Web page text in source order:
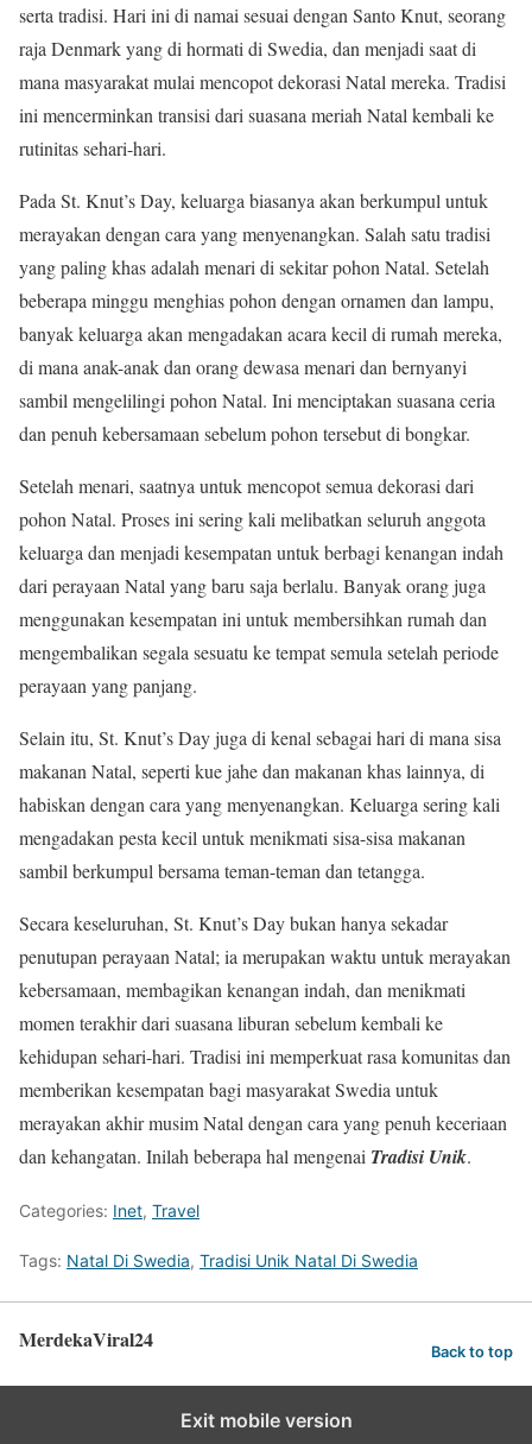
serta tradisi. Hari ini di namai sesuai dengan Santo Knut, seorang
raja Denmark yang di hormati di Swedia, dan menjadi saat di
mana masyarakat mulai mencopot dekorasi Natal mereka. Tradisi
ini mencerminkan transisi dari suasana meriah Natal kembali ke
rutinitas sehari-hari.
Pada St. Knut’s Day, keluarga biasanya akan berkumpul untuk
merayakan dengan cara yang menyenangkan. Salah satu tradisi
yang paling khas adalah menari di sekitar pohon Natal. Setelah
beberapa minggu menghias pohon dengan ornamen dan lampu,
banyak keluarga akan mengadakan acara kecil di rumah mereka,
di mana anak-anak dan orang dewasa menari dan bernyanyi
sambil mengelilingi pohon Natal. Ini menciptakan suasana ceria
dan penuh kebersamaan sebelum pohon tersebut di bongkar.
Setelah menari, saatnya untuk mencopot semua dekorasi dari
pohon Natal. Proses ini sering kali melibatkan seluruh anggota
keluarga dan menjadi kesempatan untuk berbagi kenangan indah
dari perayaan Natal yang baru saja berlalu. Banyak orang juga
menggunakan kesempatan ini untuk membersihkan rumah dan
mengembalikan segala sesuatu ke tempat semula setelah periode
perayaan yang panjang.
Selain itu, St. Knut’s Day juga di kenal sebagai hari di mana sisa
makanan Natal, seperti kue jahe dan makanan khas lainnya, di
habiskan dengan cara yang menyenangkan. Keluarga sering kali
mengadakan pesta kecil untuk menikmati sisa-sisa makanan
sambil berkumpul bersama teman-teman dan tetangga.
Secara keseluruhan, St. Knut’s Day bukan hanya sekadar
penutupan perayaan Natal; ia merupakan waktu untuk merayakan
kebersamaan, membagikan kenangan indah, dan menikmati
momen terakhir dari suasana liburan sebelum kembali ke
kehidupan sehari-hari. Tradisi ini memperkuat rasa komunitas dan
memberikan kesempatan bagi masyarakat Swedia untuk
merayakan akhir musim Natal dengan cara yang penuh keceriaan
dan kehangatan. Inilah beberapa hal mengenai Tradisi Unik.
Categories: Inet, Travel
Tags: Natal Di Swedia, Tradisi Unik Natal Di Swedia
MerdekaViral24 Back to top
Exit mobile version